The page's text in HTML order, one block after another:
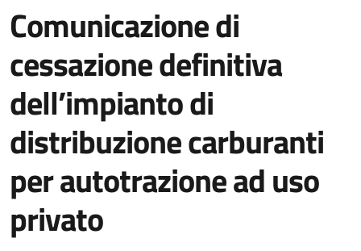
Comunicazione di
cessazione definitiva
dell’impianto di
distribuzione carburanti
per autotrazione ad uso
privato